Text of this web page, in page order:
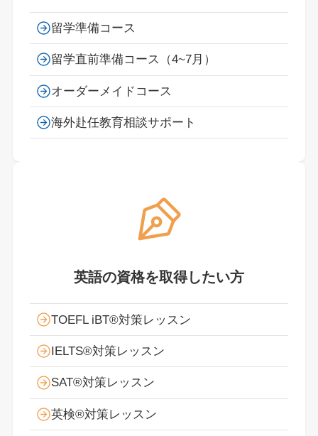
留学準備コース
留学直前準備コース （4~7月）
オーダーメイドコース
海外赴任教育相談サポート
英語の資格を取得したい方
TOEFL iBT®対策レッスン
IELTS®対策レッスン
SAT®対策レッスン
英検®対策レッスン